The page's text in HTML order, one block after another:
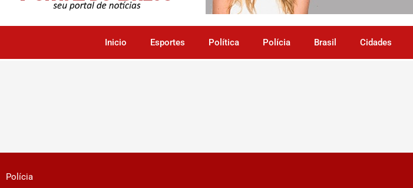
Inicio Esportes Política Polícia Brasil Cidades
Polícia